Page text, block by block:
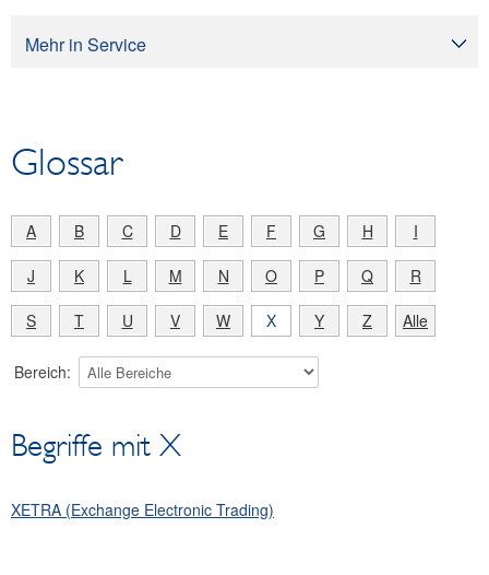
Mehr in Service
Glossar
Linksammlung
Ausschreibungen
Unterschriftenverzeichnis
Bankfeiertage
Newsletter Anmeldung
Impressum und Haftung
Datenschutz
Glossar
A B C D E F G H I
J K L M N O P Q R
S T U V W X Y Z Alle
Bereich:
Begriffe mit X
XETRA (Exchange Electronic Trading)